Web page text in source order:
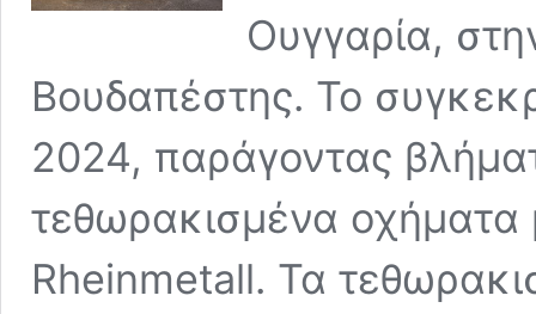
Ουγγαρία,
Βουδαπέστης. Το
2024, παράγοντας
τεθωρακισμένα οχήματα
Rheinmetall. Τα